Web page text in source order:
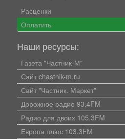
Расценки
Оплатить
Наши ресурсы:
Газета "Частник-М"
Сайт chastnik-m.ru
Сайт "Частник. Маркет"
Дорожное радио 93.4FM
Радио для двоих 105.3FM
Европа плюс 103.3FM